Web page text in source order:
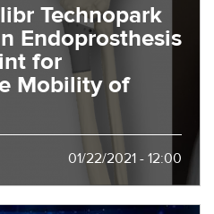
Technopark
Endoprosthesis
for
Mobility of
01/22/2021 - 12:00